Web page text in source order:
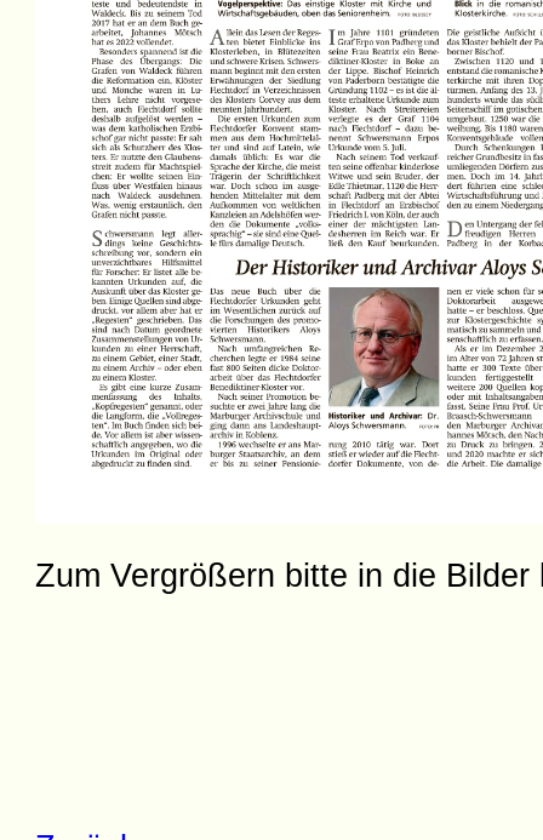
Zum Vergrößern bitte in die Bilder